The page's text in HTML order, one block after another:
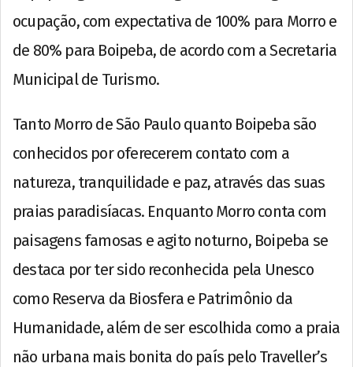
ocupação, com expectativa de 100% para Morro e
de 80% para Boipeba, de acordo com a Secretaria
Municipal de Turismo.
Tanto Morro de São Paulo quanto Boipeba são
conhecidos por oferecerem contato com a
natureza, tranquilidade e paz, através das suas
praias paradisíacas. Enquanto Morro conta com
paisagens famosas e agito noturno, Boipeba se
destaca por ter sido reconhecida pela Unesco
como Reserva da Biosfera e Patrimônio da
Humanidade, além de ser escolhida como a praia
não urbana mais bonita do país pelo Traveller’s